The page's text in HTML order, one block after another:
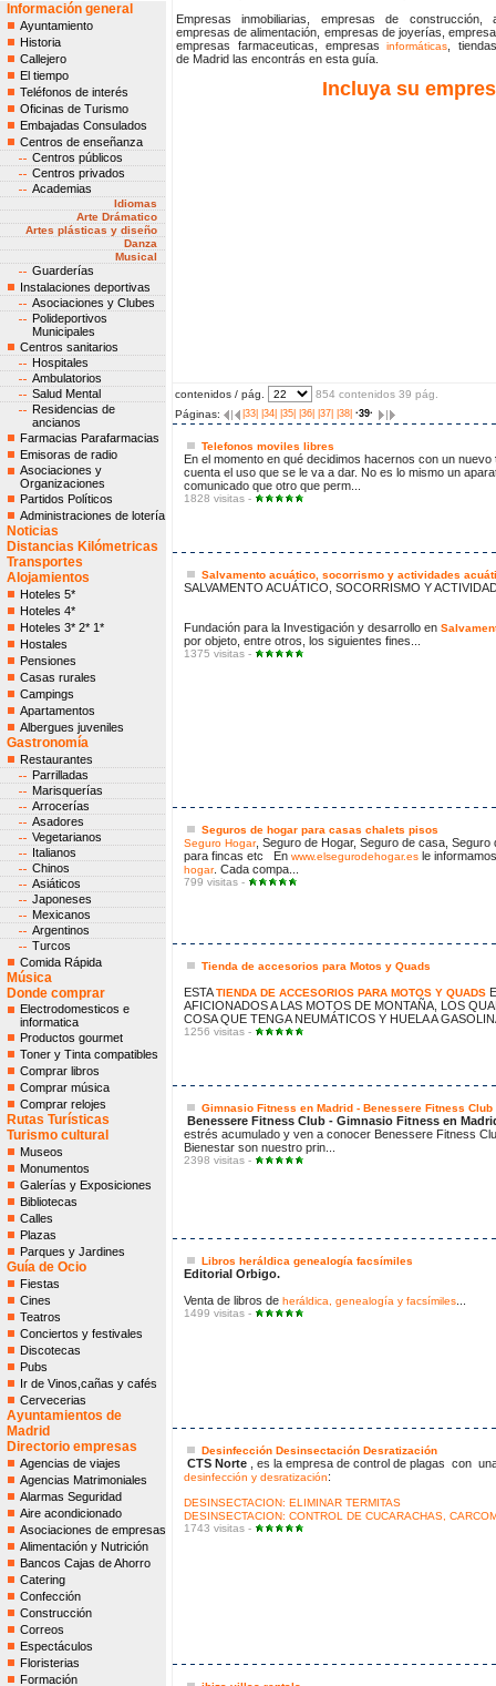
Información general
Ayuntamiento
Historia
Callejero
El tiempo
Teléfonos de interés
Oficinas de Turismo
Embajadas Consulados
Centros de enseñanza
Centros públicos
Centros privados
Academias
Idiomas
Arte Drámatico
Artes plásticas y diseño
Danza
Musical
Guarderías
Instalaciones deportivas
Asociaciones y Clubes
Polideportivos
Municipales
Centros sanitarios
Hospitales
Ambulatorios
Salud Mental
Residencias de
ancianos
Farmacias Parafarmacias
Emisoras de radio
Asociaciones y
Organizaciones
Partidos Políticos
Administraciones de lotería
Noticias
Distancias Kilómetricas
Transportes
Alojamientos
Hoteles 5*
Hoteles 4*
Hoteles 3* 2* 1*
Hostales
Pensiones
Casas rurales
Campings
Apartamentos
Albergues juveniles
Gastronomía
Restaurantes
Parrilladas
Marisquerías
Arrocerías
Asadores
Vegetarianos
Italianos
Chinos
Asiáticos
Japoneses
Mexicanos
Argentinos
Turcos
Comida Rápida
Música
Donde comprar
Electrodomesticos e
informatica
Productos gourmet
Toner y Tinta compatibles
Comprar libros
Comprar música
Comprar relojes
Rutas Turísticas
Turismo cultural
Museos
Monumentos
Galerías y Exposiciones
Bibliotecas
Calles
Plazas
Parques y Jardines
Guía de Ocio
Fiestas
Cines
Teatros
Conciertos y festivales
Discotecas
Pubs
Ir de Vinos,cañas y cafés
Cervecerias
Ayuntamientos de
Madrid
Directorio empresas
Agencias de viajes
Agencias Matrimoniales
Alarmas Seguridad
Aire acondicionado
Asociaciones de empresas
Alimentación y Nutrición
Bancos Cajas de Ahorro
Catering
Confección
Construcción
Correos
Espectáculos
Floristerias
Formación
Empresas inmobiliarias, empresas de construcción,
empresas de alimentación, empresas de joyerías,
empresas farmaceuticas, empresasinformáticas ,
de Madrid las encontrás en esta guía.
Incluya su
contenidos / pág.
854 contenidos 39 pág.
Páginas:
|33| |34| |35| |36| |37| |38| ·39·
Telefonos moviles libres
En el momento en qué decidimos hacernos con un nuevo
cuenta el uso que se le va a dar. No es lo mismo un
comunicado que otro que perm...
1828 visitas -
Salvamento acuático, socorrismo y actividades
SALVAMENTO ACUÁTICO, SOCORRISMO Y
Fundación para la Investigación y desarrollo en
por objeto, entre otros, los siguientes fines...
1375 visitas -
Seguros de hogar para casas chalets pisos
Seguro Hogar, Seguro de Hogar, Seguro de casa,
para fincas etc En www.elsegurodehogar.esle
hogar. Cada compa...
799 visitas -
Tienda de accesorios para Motos y Quads
ESTATIENDA DE ACCESORIOS PARA MOTOS Y QUADS
AFICIONADOS A LAS MOTOS DE MONTAÑA, LOS
COSA QUE TENGA NEUMÁTICOS Y HUELA A
1256 visitas -
Gimnasio Fitness en Madrid - Benessere Fitness Club
Benessere Fitness Club - Gimnasio Fitness en
estrés acumulado y ven a conocer Benessere Fitness
Bienestar son nuestro prin...
2398 visitas -
Libros heráldica genealogía facsímiles
Editorial Orbigo.
Venta de libros de heráldica, genealogía y facsímiles...
1499 visitas -
Desinfección Desinsectación Desratización
CTS Norte, es la empresa de control de plagas con
desinfección y desratización:
DESINSECTACION: ELIMINAR TERMITAS
DESINSECTACION: CONTROL DE CUCARACHAS,
1743 visitas -